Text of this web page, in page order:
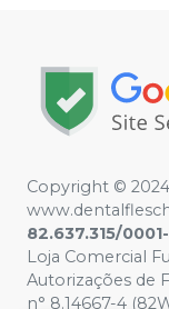
Copyright © 2024
82.637.315/
Loja Comercial
Autorizações de
n° 8.14667-4